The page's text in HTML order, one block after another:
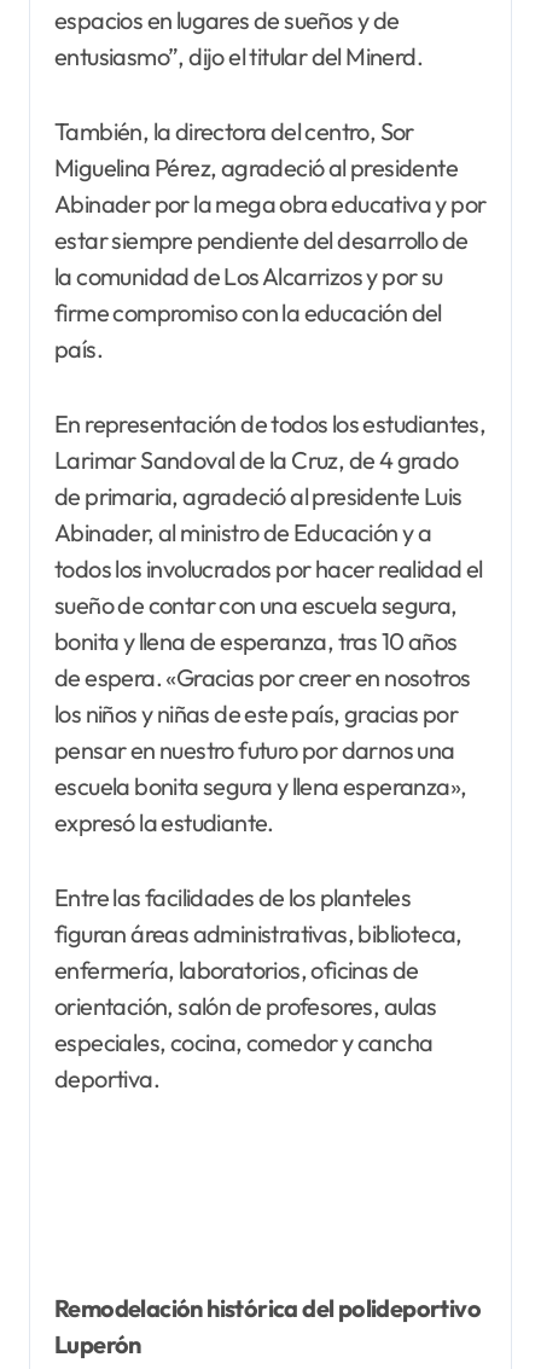
espacios en lugares de sueños y de
entusiasmo”, dijo el titular del Minerd.
También, la directora del centro, Sor
Miguelina Pérez, agradeció al presidente
Abinader por la mega obra educativa y por
estar siempre pendiente del desarrollo de
la comunidad de Los Alcarrizos y por su
firme compromiso con la educación del
país.
En representación de todos los estudiantes,
Larimar Sandoval de la Cruz, de 4 grado
de primaria, agradeció al presidente Luis
Abinader, al ministro de Educación y a
todos los involucrados por hacer realidad el
sueño de contar con una escuela segura,
bonita y llena de esperanza, tras 10 años
de espera. «Gracias por creer en nosotros
los niños y niñas de este país, gracias por
pensar en nuestro futuro por darnos una
escuela bonita segura y llena esperanza»,
expresó la estudiante.
Entre las facilidades de los planteles
figuran áreas administrativas, biblioteca,
enfermería, laboratorios, oficinas de
orientación, salón de profesores, aulas
especiales, cocina, comedor y cancha
deportiva.
Remodelación histórica del polideportivo
Luperón